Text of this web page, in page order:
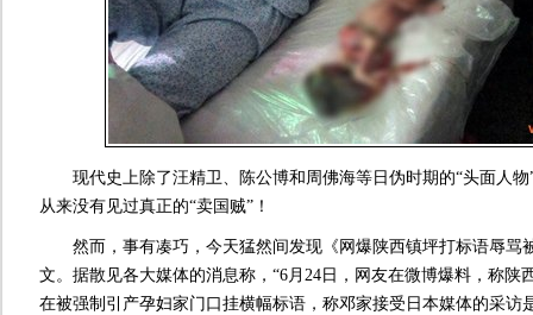
现代史上除了汪精卫、陈公博和周佛海等日伪时期的“头面人物
从来没有见过真正的“卖国贼”！
然而，事有凑巧，今天猛然间发现《网爆陕西镇坪打标语辱骂
文。据散见各大媒体的消息称，“6月24日，网友在微博爆料，称陕
在被强制引产孕妇家门口挂横幅标语，称邓家接受日本媒体的采访